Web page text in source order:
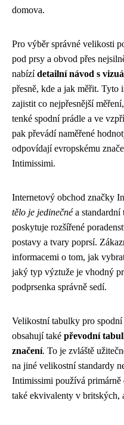
domova.
Pro výběr správné velikosti
pod prsy a obvod přes
nabízídetailní návod s
přesně, kde a jak měřit. Tyto
zajistit co nejpřesnější
tenké spodní prádle a ve
pak převádí naměřené
odpovídají evropskému
Intimissimi.
Internetový obchod značky
tělo je jedinečnéa standardní
poskytuje rozšířené
postavy a tvary poprsí.
informacemi o tom, jak
jaký typ výztuže je vhodný
podprsenka správně sedí.
Velikostní tabulky pro
obsahují také převodní
značení. To je zvláště
na jiné velikostní standardy
Intimissimi používá primárně
také ekvivalenty v britských,